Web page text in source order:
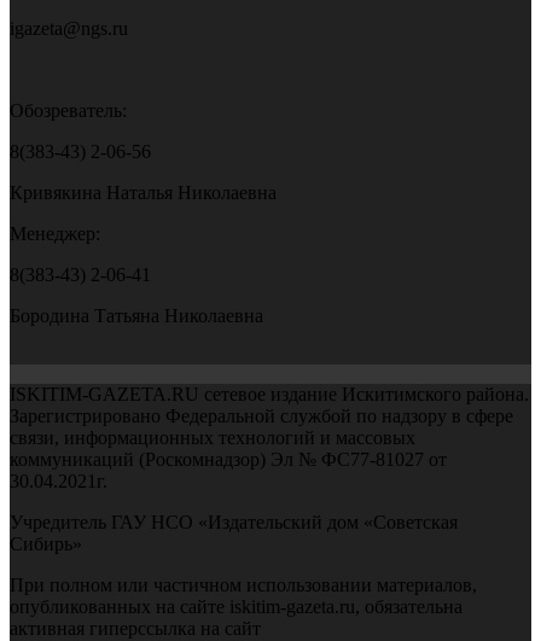
igazeta@ngs.ru
Обозреватель:
8(383-43) 2-06-56
Кривякина Наталья Николаевна
Менеджер:
8(383-43) 2-06-41
Бородина Татьяна Николаевна
ISKITIM-GAZETA.RU сетевое издание Искитимского района.
Зарегистрировано Федеральной службой по надзору в сфере
связи, информационных технологий и массовых
коммуникаций (Роскомнадзор) Эл № ФС77-81027 от
30.04.2021г.
Учредитель ГАУ НСО «Издательский дом «Советская
Сибирь»
При полном или частичном использовании материалов,
опубликованных на сайте iskitim-gazeta.ru, обязательна
активная гиперссылка на сайт